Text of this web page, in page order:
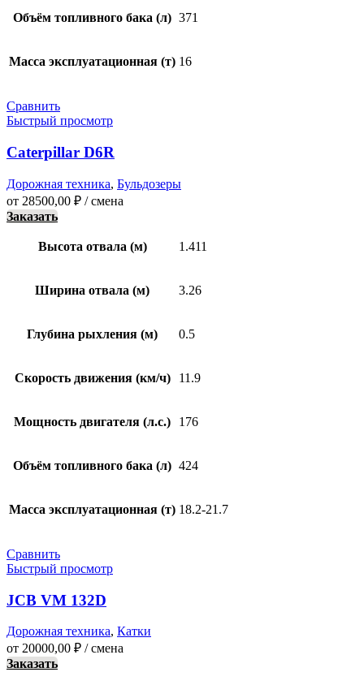
Объём топливного бака (л) 371
Масса эксплуатационная (т) 16
Сравнить
Быстрый просмотр
Caterpillar D6R
Дорожная техника, Бульдозеры
от 28500,00 ₽ / смена
Заказать
Высота отвала (м) 1.411
Ширина отвала (м) 3.26
Глубина рыхления (м) 0.5
Скорость движения (км/ч) 11.9
Мощность двигателя (л.с.) 176
Объём топливного бака (л) 424
Масса эксплуатационная (т) 18.2-21.7
Сравнить
Быстрый просмотр
JCB VM 132D
Дорожная техника, Катки
от 20000,00 ₽ / смена
Заказать